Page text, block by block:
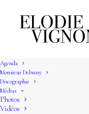
Agenda
Monsieur Debussy
Discographie
Médias
Photos
Vidéos